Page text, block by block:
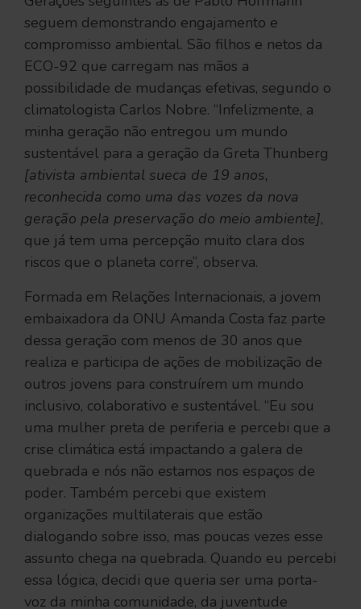
seguem demonstrando engajamento e
compromisso ambiental. São filhos e netos da
ECO-92 que carregam nas mãos a
possibilidade de mudanças efetivas, segundo o
climatologista Carlos Nobre. “Infelizmente, a
minha geração não entregou um mundo
sustentável para a geração da Greta Thunberg
[ativista ambiental sueca de 19 anos,
reconhecida como uma das vozes da nova
geração pela preservação do meio ambiente],
que já tem uma percepção muito clara dos
riscos que o planeta corre”, observa.
Formada em Relações Internacionais, a jovem
embaixadora da ONU Amanda Costa faz parte
dessa geração com menos de 30 anos que
realiza e participa de ações de mobilização de
outros jovens para construírem um mundo
inclusivo, colaborativo e sustentável. “Eu sou
uma mulher preta de periferia e percebi que a
crise climática está impactando a galera de
quebrada e nós não estamos nos espaços de
poder. Também percebi que existem
organizações multilaterais que estão
dialogando sobre isso, mas poucas vezes esse
assunto chega na quebrada. Quando eu percebi
essa lógica, decidi que queria ser uma porta-
voz da minha comunidade, da juventude